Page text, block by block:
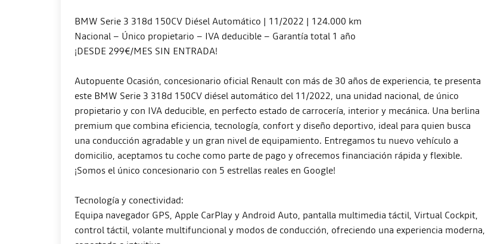
BMW Serie 3 318d 150CV Diésel Automático | 11/2022 | 124.000 km
Nacional – Único propietario – IVA deducible – Garantía total 1 año
¡DESDE 299€/MES SIN ENTRADA!
Autopuente Ocasión, concesionario oficial Renault con más de 30 años de experiencia, te presenta
este BMW Serie 3 318d 150CV diésel automático del 11/2022, una unidad nacional, de único
propietario y con IVA deducible, en perfecto estado de carrocería, interior y mecánica. Una berlina
premium que combina eficiencia, tecnología, confort y diseño deportivo, ideal para quien busca
una conducción agradable y un gran nivel de equipamiento. Entregamos tu nuevo vehículo a
domicilio, aceptamos tu coche como parte de pago y ofrecemos financiación rápida y flexible.
¡Somos el único concesionario con 5 estrellas reales en Google!
Tecnología y conectividad:
Equipa navegador GPS, Apple CarPlay y Android Auto, pantalla multimedia táctil, Virtual Cockpit,
control táctil, volante multifuncional y modos de conducción, ofreciendo una experiencia moderna,